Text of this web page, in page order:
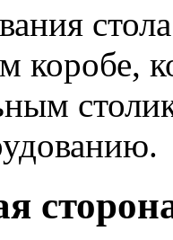
коробе,